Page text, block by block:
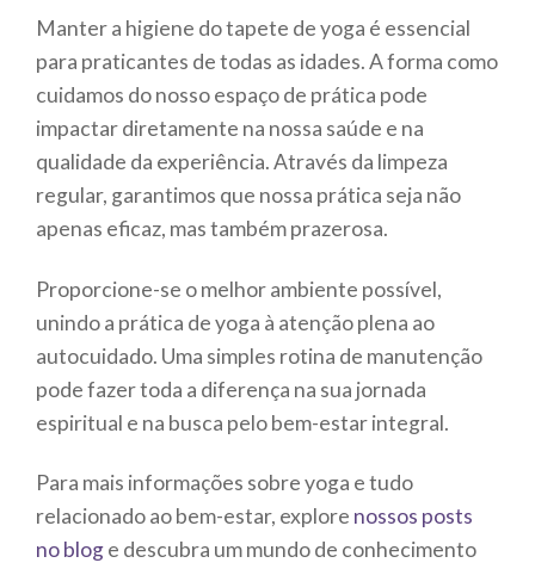
Manter a higiene do tapete de yoga é essencial
para praticantes de todas as idades. A forma como
cuidamos do nosso espaço de prática pode
impactar diretamente na nossa saúde e na
qualidade da experiência. Através da limpeza
regular, garantimos que nossa prática seja não
apenas eficaz, mas também prazerosa.
Proporcione-se o melhor ambiente possível,
unindo a prática de yoga à atenção plena ao
autocuidado. Uma simples rotina de manutenção
pode fazer toda a diferença na sua jornada
espiritual e na busca pelo bem-estar integral.
Para mais informações sobre yoga e tudo
relacionado ao bem-estar, explore nossos posts
no bloge descubra um mundo de conhecimento